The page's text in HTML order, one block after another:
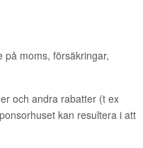
på moms, försäkringar,
och andra rabatter (t ex
kan resultera i att